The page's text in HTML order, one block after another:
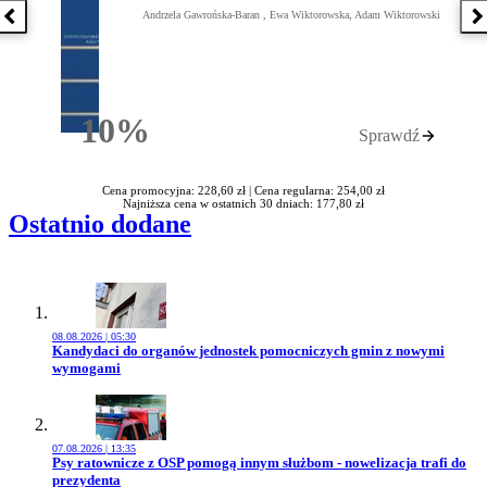
Poprzednia książka
10%Rabatu
Andrzela Gawrońska-Baran , Ewa Wiktorowska, Adam Wiktorowski
Sprawdź
Cena promocyjna: 228,60 zł | Cena regularna: 254,00 zł
Najniższa cena w ostatnich 30 dniach: 177,80 zł
Ostatnio dodane
08.08.2026 | 05:30
Przejdź do artykułu:
Kandydaci do organów jednostek pomocniczych gmin z nowymi
wymogami
07.08.2026 | 13:35
Przejdź do artykułu:
Psy ratownicze z OSP pomogą innym służbom - nowelizacja trafi do
prezydenta